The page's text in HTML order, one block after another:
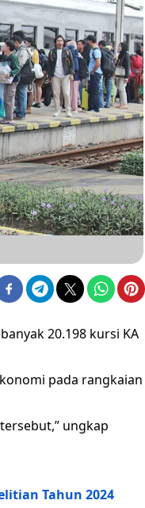
20.198 kursi KA
pada rangkaian
ungkap
Tahun 2024